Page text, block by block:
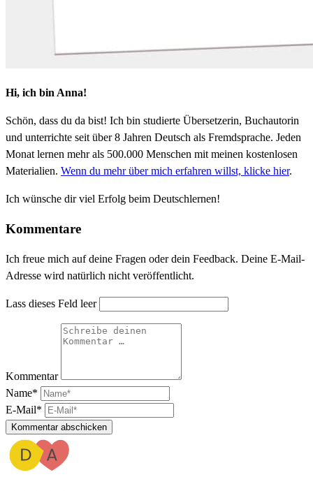
Hi, ich bin Anna!
Schön, dass du da bist! Ich bin studierte Übersetzerin, Buchautorin
und unterrichte seit über 8 Jahren Deutsch als Fremdsprache. Jeden
Monat lernen mehr als 500.000 Menschen mit meinen kostenlosen
Materialien. Wenn du mehr über mich erfahren willst, klicke hier.
Ich wünsche dir viel Erfolg beim Deutschlernen!
Kommentare
Ich freue mich auf deine Fragen oder dein Feedback. Deine E-Mail-
Adresse wird natürlich nicht veröffentlicht.
Lass dieses Feld leer
Kommentar
Name*
E-Mail*
Kommentar abschicken